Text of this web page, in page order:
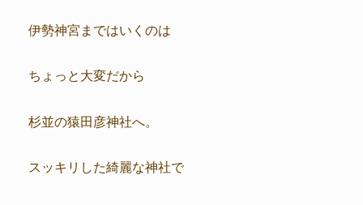
伊勢神宮まではいくのは
ちょっと大変だから
杉並の猿田彦神社へ。
スッキリした綺麗な神社で